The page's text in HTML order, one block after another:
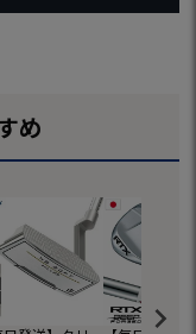
め